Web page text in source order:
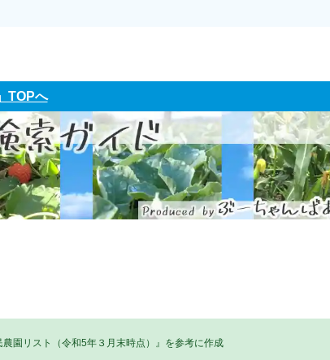
TOPへ
園リスト（令和5年３月末時点）』を参考に作成